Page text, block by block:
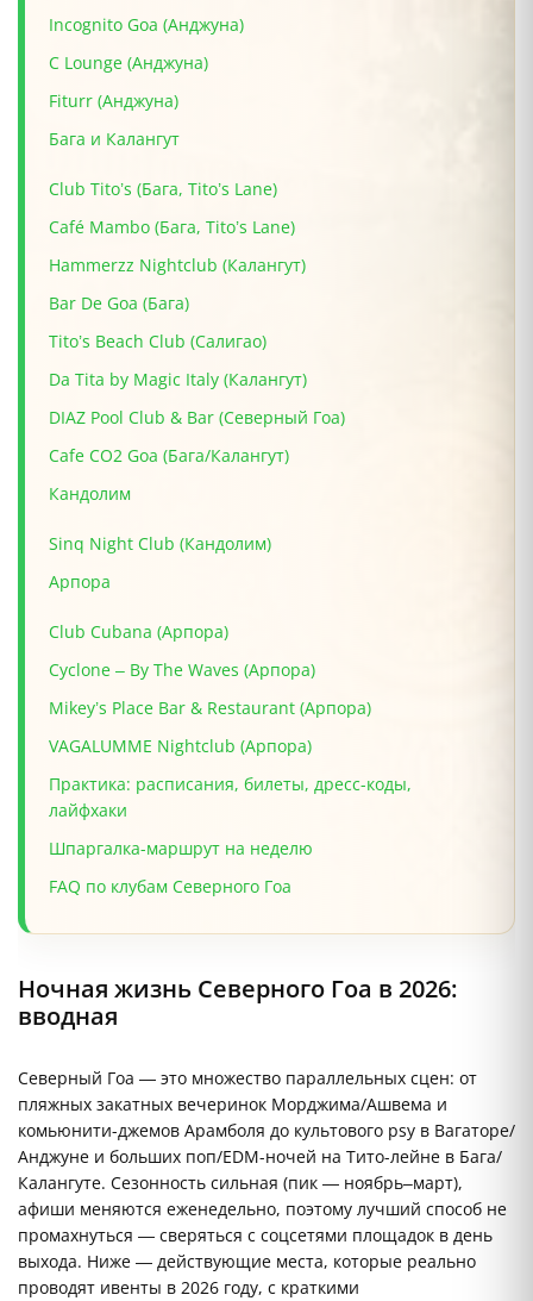
Incognito Goa (Анджуна)
C Lounge (Анджуна)
Fiturr (Анджуна)
Бага и Калангут
Club Tito’s (Бага, Tito’s Lane)
Café Mambo (Бага, Tito’s Lane)
Hammerzz Nightclub (Калангут)
Bar De Goa (Бага)
Tito’s Beach Club (Салигао)
Da Tita by Magic Italy (Калангут)
DIAZ Pool Club & Bar (Северный Гоа)
Cafe CO2 Goa (Бага/Калангут)
Кандолим
Sinq Night Club (Кандолим)
Арпора
Club Cubana (Арпора)
Cyclone – By The Waves (Арпора)
Mikey’s Place Bar & Restaurant (Арпора)
VAGALUMME Nightclub (Арпора)
Практика: расписания, билеты, дресс-коды,
лайфхаки
Шпаргалка-маршрут на неделю
FAQ по клубам Северного Гоа
Ночная жизнь Северного Гоа в 2026:
вводная
Северный Гоа — это множество параллельных сцен: от
пляжных закатных вечеринок Морджима/Ашвема и
комьюнити-джемов Арамболя до культового psy в Вагаторе/
Анджуне и больших поп/EDM-ночей на Тито-лейне в Бага/
Калангуте. Сезонность сильная (пик — ноябрь–март),
афиши меняются еженедельно, поэтому лучший способ не
промахнуться — сверяться с соцсетями площадок в день
выхода. Ниже — действующие места, которые реально
проводят ивенты в 2026 году, с краткими